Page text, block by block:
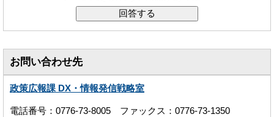
お問い合わせ先
政策広報課 DX・情報発信戦略室
電話番号：0776-73-8005 ファックス：0776-73-1350